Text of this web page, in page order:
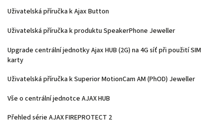
Uživatelská příručka k Ajax Button
Uživatelská příručka k produktu SpeakerPhone Jeweller
Upgrade centrální jednotky Ajax HUB (2G) na 4G síť při použití SIM
karty
Uživatelská příručka k Superior MotionCam AM (PhOD) Jeweller
Vše o centrální jednotce AJAX HUB
Přehled série AJAX FIREPROTECT 2